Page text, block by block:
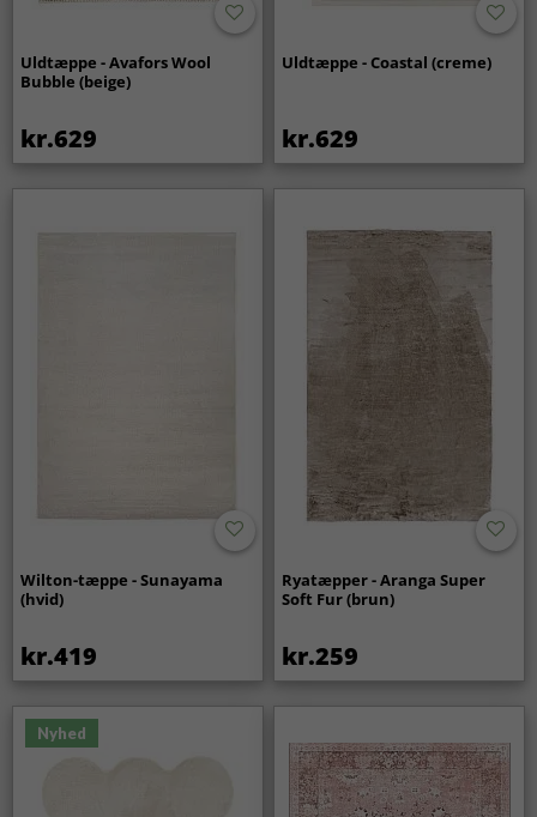
Uldtæppe - Avafors Wool
Bubble (beige)
kr.629
Uldtæppe - Coastal (creme)
kr.629
Wilton-tæppe - Sunayama
(hvid)
kr.419
Ryatæpper - Aranga Super
Soft Fur (brun)
kr.259
Nyhed